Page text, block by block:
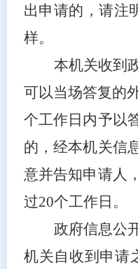
出申请的，请注
样。
本机关收到
可以当场答复的
个工作日内予以
的，经本机关信
意并告知申请人
过20个工作日。
政府信息公
机关自收到申请